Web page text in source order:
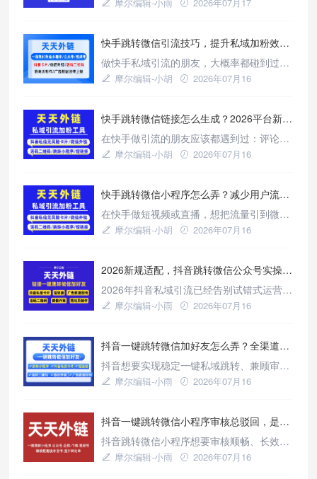
难题，低损耗承接平台公域流量，稳步提升
公众号粉丝沉淀数量，优化整体私域转化效
果。
快手跳转微信引流技巧，提升私域加粉效率的方法
做快手私域引流的朋友，大概率都碰到过同
款难题：短视频和直播间流量看着不少，可
重则账号限流；让用户手动复制微信号，走
一步丢一批，流失率居高不下。很多人都在
问，从快手到底怎么合规跳转到微信，今天
结合一线实操经验，把可行方案和避坑
摩尔编辑-小胡
2026年07月16
快手跳转微信链接怎么生成？2026平台新规则适配方案
在快手做引流的朋友应该都遇到过：评论区
留微信号被限流，私信发二维码被系统吞
件”来做微信跳转的，只要方法对，既能保住
账号又能把公域流量导到私域。
摩尔编辑-小胡
2026年07月16
快手跳转微信小程序怎么弄？减少用户流失的优化方案
在快手做短视频或直播，想把流量引到微信
小程序上，光靠评论区留链接或主页放联系
里，用户点一下就能跳到小程序。市面上做
这类跳转的工具不少，天天外链是其中一个
比较成熟的选择，主要能生成微信小程序跳
转链接、配置图文卡片提升点击率，后
摩尔编辑-小胡
2026年07月16
2026新规适配，抖音跳转微信公众号实操干货
2026年抖音私域引流已经告别试错式运营，
合规稳定才是长期运营的核心。依托标准化
信、广告全场景公众号跳转。既能保障账号
运营安全，又能高效沉淀公域精准流量，稳
步提升私域整体转化效果。
摩尔编辑-小雨
2026年07月16
抖音一键跳转微信加好友怎么弄？全渠道适配实操
抖音想要实现稳定一键私域跳转、兼顾审核
通过率与长期稳定性，不靠各类投机运营技
繁限流等运营痛点，用户操作简洁、流量流
失率更低，新手零门槛即可搭建安全长效、
全渠道通用的抖音公域转私域引流体系。
摩尔编辑-小雨
2026年07月16
抖音一键跳转微信小程序审核总驳回，是什么原因？
抖音跳转微信小程序想要审核顺畅、长效稳
定运营，重点不在于反复修改页面内容，而
摩尔编辑-小雨
2026年07月16